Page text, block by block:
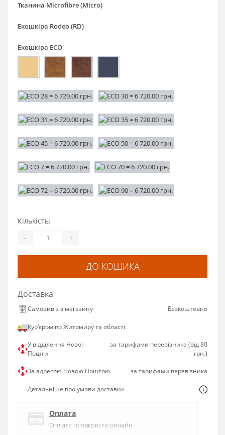
Тканина Microfibre (Micro)
Екошкіра Rodeo (RD)
Екошкіра ECO
Кількість:
- +
ДО КОШИКА
Доставка
Самовивіз з магазину Безкоштовно
Кур'єром по Житомиру та області
У відділення Нової
Пошти
за тарифами перевізника (від 80
грн.)
За адресою Новою Поштою за тарифами перевізника
Детальніше про умови доставки
Оплата
Оплата готівкою та онлайн